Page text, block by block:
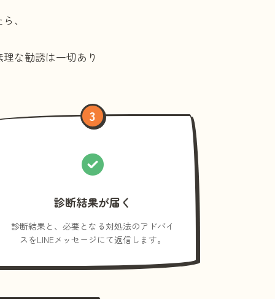
、
理な勧誘は一切あり
3
診断結果が届く
診断結果と、必要となる対処法のアドバイ
スをLINEメッセージにて返信します。